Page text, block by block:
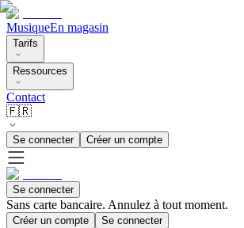
MusiqueEn magasin
Tarifs
Ressources
Contact
🇫🇷
Se connecter Créer un compte
Se connecter
Sans carte bancaire. Annulez à tout moment.
Créer un compte Se connecter